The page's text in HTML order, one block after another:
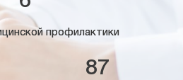
профилактики
87